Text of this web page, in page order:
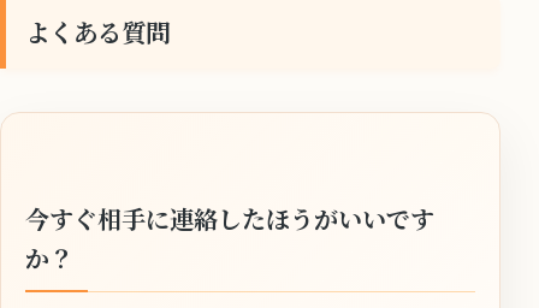
よくある質問
今すぐ相手に連絡したほうがいいです
か？